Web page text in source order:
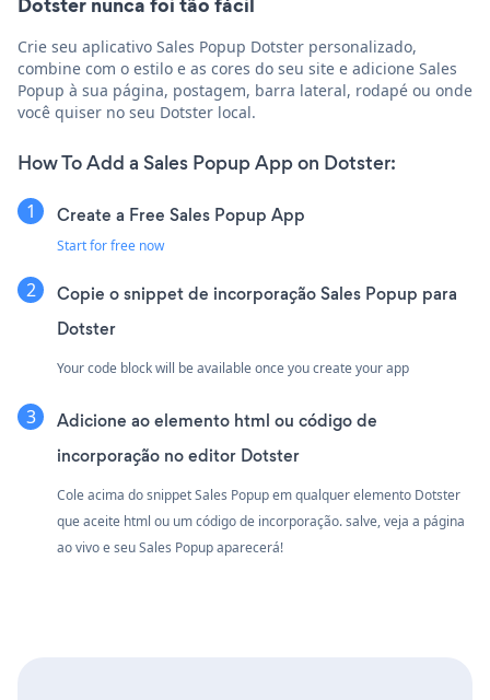
Crie seu aplicativo Sales Popup Dotster personalizado,
combine com o estilo e as cores do seu site e adicione Sales
Popup à sua página, postagem, barra lateral, rodapé ou onde
você quiser no seu Dotster local.
How To Add a Sales Popup App on Dotster:
Create a Free Sales Popup App
Start for free now
Copie o snippet de incorporação Sales Popup para
Dotster
Your code block will be available once you create your app
Adicione ao elemento html ou código de
incorporação no editor Dotster
Cole acima do snippet Sales Popup em qualquer elemento Dotster
que aceite html ou um código de incorporação. salve, veja a página
ao vivo e seu Sales Popup aparecerá!